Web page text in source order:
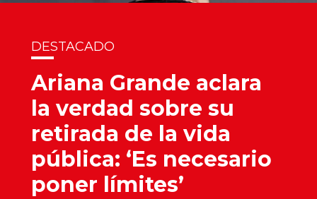
DESTACADO
Ariana Grande aclara
la verdad sobre su
retirada de la vida
pública: ‘Es necesario
poner límites’